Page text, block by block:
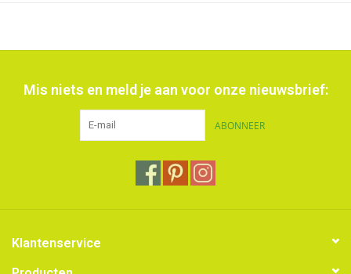
Mis niets en meld je aan voor onze nieuwsbrief:
ABONNEER
Klantenservice